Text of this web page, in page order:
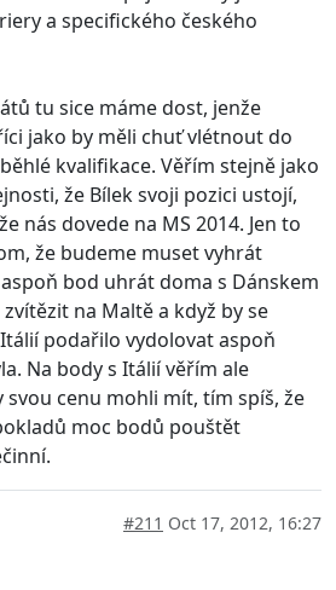
a specifického českého
tu sice máme dost, jenže
jako by měli chuť vlétnout do
kvalifikace. Věřím stejně jako
že Bílek svoji pozici ustojí,
nás dovede na MS 2014. Jen to
že budeme muset vyhrát
bod uhrát doma s Dánskem
na Maltě a když by se
podařilo vydolovat aspoň
Na body s Itálií věřím ale
svou cenu mohli mít, tím spíš, že
moc bodů pouštět
#211 Oct 17, 2012, 16:27